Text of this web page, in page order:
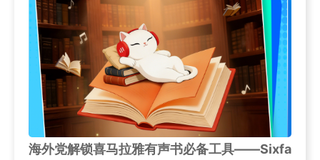
海外党解锁喜马拉雅有声书必备工具——Sixfast回